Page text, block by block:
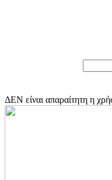
ΔΕΝ είναι απαραίτητη η